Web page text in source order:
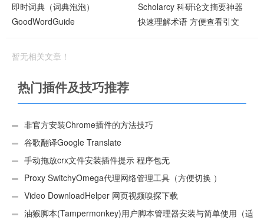
即时词典（词典泡泡）
GoodWordGuide
Scholarcy 科研论文摘要神器
快速理解术语 方便查看引文
暂无相关文章！
热门插件及技巧推荐
非官方安装Chrome插件的方法技巧
谷歌翻译Google Translate
手动拖放crx文件安装插件提示 程序包无
效:“CEX_HEADER_INVALID”的解决办法
Proxy SwitchyOmega代理网络管理工具（方便切换 ）
Video DownloadHelper 网页视频嗅探下载
油猴脚本(Tampermonkey)用户脚本管理器安装与简单使用（适